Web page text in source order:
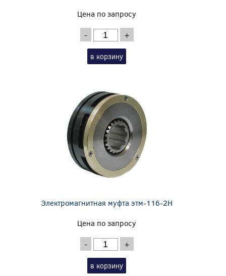
Цена по запросу
- +
в корзину
Электромагнитная муфта этм-116-2Н
Цена по запросу
- +
в корзину